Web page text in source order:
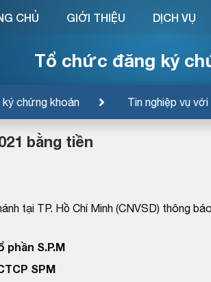
Tổ chức đăng ký
chứng khoán Tin nghiệp vụ với
CHỦ GIỚI THIỆU DỊCH VỤ
bằng tiền
tại TP. Hồ Chí Minh (CNVSD) thông
phần S.P.M
SPM